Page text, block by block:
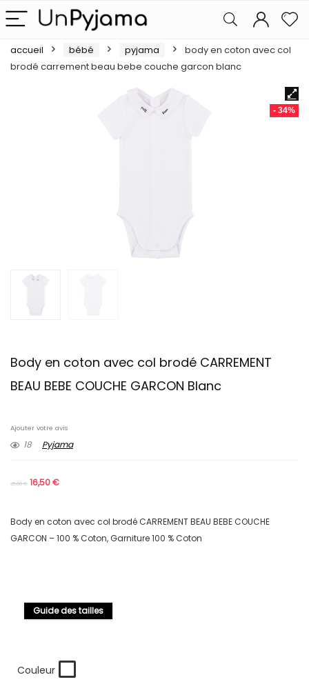
accueil bébé pyjama
body en coton avec col
brodé carrement beau bebe couche garcon blanc
- 34%
Body en coton avec col brodé CARREMENT
BEAU BEBE COUCHE GARCON Blanc
Ajouter votre avis
18 Pyjama
25,00€ 16,50€
Body en coton avec col brodé CARREMENT BEAU BEBE COUCHE
GARCON – 100 % Coton, Garniture 100 % Coton
Guide des tailles
Couleur